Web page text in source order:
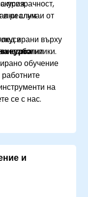
прозрачност,
в реални
в
работни
случаи от
върху
с политики.
курса
обучение
работните
на
се с нас.
и